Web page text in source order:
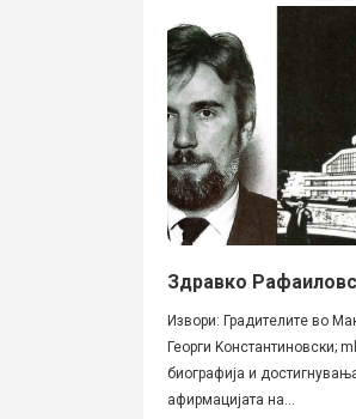
Здравко
Извори: Градителите во
Георги Kонстантиновски;
биографија и
афирмацијата на...